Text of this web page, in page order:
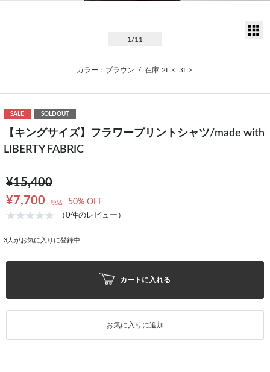
1 /11
カラー：ブラウン / 在庫 2L:× 3L:×
SALE SOLDOUT
【キングサイズ】フラワープリントシャツ/made with
LIBERTY FABRIC
¥15,400
¥7,700
税込 50% OFF
（0件のレビュー）
3 人がお気に入りに登録中
カートに入れる
お気に入りに追加